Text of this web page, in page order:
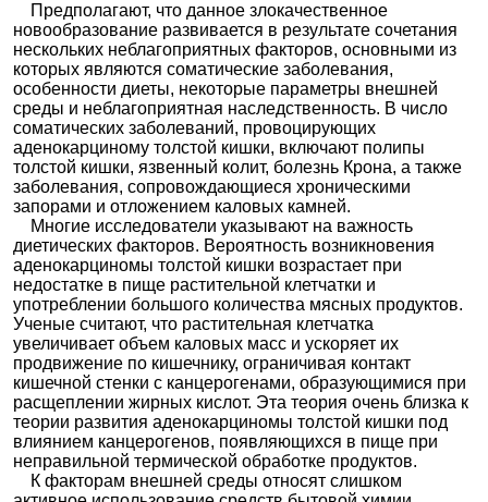
Предполагают, что данное злокачественное
новообразование развивается в результате сочетания
нескольких неблагоприятных факторов, основными из
которых являются соматические заболевания,
особенности диеты, некоторые параметры внешней
среды и неблагоприятная наследственность. В число
соматических заболеваний, провоцирующих
аденокарциному толстой кишки, включают полипы
толстой кишки, язвенный колит, болезнь Крона, а также
заболевания, сопровождающиеся хроническими
запорами и отложением каловых камней.
Многие исследователи указывают на важность
диетических факторов. Вероятность возникновения
аденокарциномы толстой кишки возрастает при
недостатке в пище растительной клетчатки и
употреблении большого количества мясных продуктов.
Ученые считают, что растительная клетчатка
увеличивает объем каловых масс и ускоряет их
продвижение по кишечнику, ограничивая контакт
кишечной стенки с канцерогенами, образующимися при
расщеплении жирных кислот. Эта теория очень близка к
теории развития аденокарциномы толстой кишки под
влиянием канцерогенов, появляющихся в пище при
неправильной термической обработке продуктов.
К факторам внешней среды относят слишком